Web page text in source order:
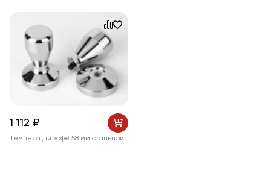
1 112 ₽
Темпер для кофе 58 мм стальной